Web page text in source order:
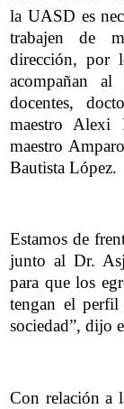
la UASD es
trabajen de
dirección, por
acompañan
docentes,
maestro Alexi
maestro
Bautista López.
Estamos de
junto al Dr.
para que los
tengan el
sociedad”, dijo
Con relación a